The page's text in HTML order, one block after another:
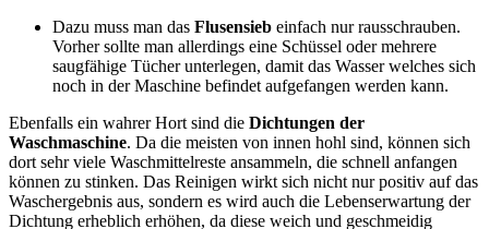
Dazu muss man das Flusensieb einfach nur rausschrauben.
Vorher sollte man allerdings eine Schüssel oder mehrere
saugfähige Tücher unterlegen, damit das Wasser welches sich
noch in der Maschine befindet aufgefangen werden kann.
Ebenfalls ein wahrer Hort sind die Dichtungen der
Waschmaschine. Da die meisten von innen hohl sind, können sich
dort sehr viele Waschmittelreste ansammeln, die schnell anfangen
können zu stinken. Das Reinigen wirkt sich nicht nur positiv auf das
Waschergebnis aus, sondern es wird auch die Lebenserwartung der
Dichtung erheblich erhöhen, da diese weich und geschmeidig